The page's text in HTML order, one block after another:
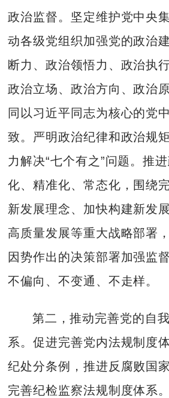
政治监督。坚定维护党中央
动各级党组织加强党的政治
断力、政治领悟力、政治执
政治立场、政治方向、政治
同以习近平同志为核心的党
致。严明政治纪律和政治规
力解决“七个有之”问题。推
化、精准化、常态化，围绕
新发展理念、加快构建新发
高质量发展等重大战略部署
因势作出的决策部署加强监
不偏向、不变通、不走样。
第二，推动完善党的自
系。促进完善党内法规制度
纪处分条例，推进反腐败国
完善纪检监察法规制度体系